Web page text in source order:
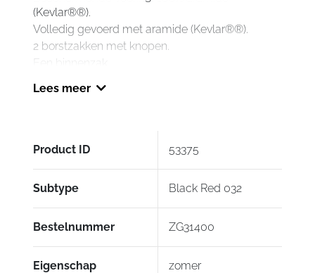
(Kevlar®®).
Volledig gevoerd met aramide (Kevlar®®).
2 borstzakken met knopen.
Een binnenzak.
Rits en druk op de knopen op de manchetten.
Zak voor rugprotector. Deze is optioneel
Vanaf maat 4XL is er een prijstoeslag van € 30,-
Lees meer
Product ID 53375
Subtype Black Red 032
Bestelnummer ZG31400
Eigenschap zomer